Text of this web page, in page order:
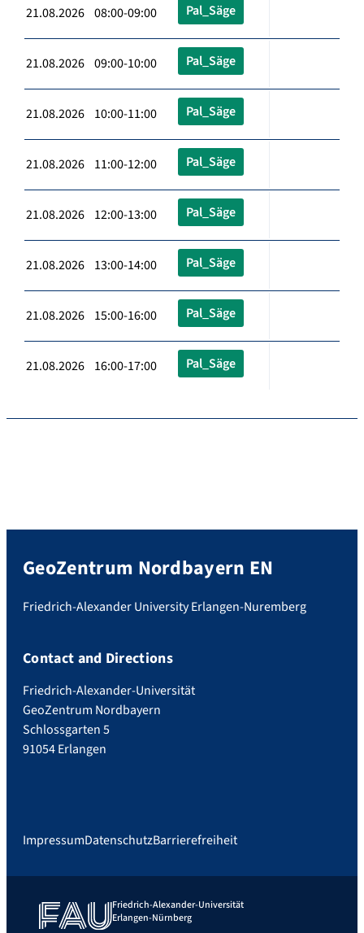
21.08.2026 08:00-09:00 Pal_Säge
21.08.2026 09:00-10:00 Pal_Säge
21.08.2026 10:00-11:00 Pal_Säge
21.08.2026 11:00-12:00 Pal_Säge
21.08.2026 12:00-13:00 Pal_Säge
21.08.2026 13:00-14:00 Pal_Säge
21.08.2026 15:00-16:00 Pal_Säge
21.08.2026 16:00-17:00 Pal_Säge
GeoZentrum Nordbayern EN
Friedrich-Alexander University Erlangen-Nuremberg
Contact and Directions
Friedrich-Alexander-Universität
GeoZentrum Nordbayern
Schlossgarten 5
91054 Erlangen
ImpressumDatenschutzBarrierefreiheit
Friedrich-Alexander-Universität
Erlangen-Nürnberg